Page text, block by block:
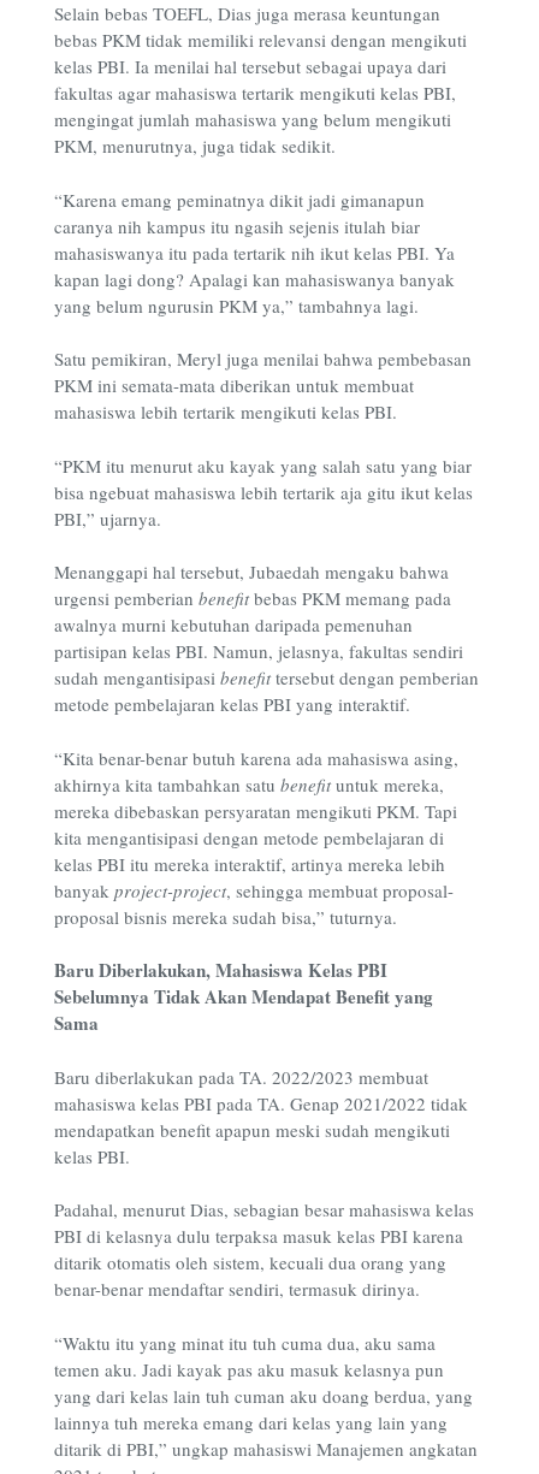
Selain bebas TOEFL, Dias juga merasa keuntungan
bebas PKM tidak memiliki relevansi dengan mengikuti
kelas PBI. Ia menilai hal tersebut sebagai upaya dari
fakultas agar mahasiswa tertarik mengikuti kelas PBI,
mengingat jumlah mahasiswa yang belum mengikuti
PKM, menurutnya, juga tidak sedikit.
“Karena emang peminatnya dikit jadi gimanapun
caranya nih kampus itu ngasih sejenis itulah biar
mahasiswanya itu pada tertarik nih ikut kelas PBI. Ya
kapan lagi dong? Apalagi kan mahasiswanya banyak
yang belum ngurusin PKM ya,” tambahnya lagi.
Satu pemikiran, Meryl juga menilai bahwa pembebasan
PKM ini semata-mata diberikan untuk membuat
mahasiswa lebih tertarik mengikuti kelas PBI.
“PKM itu menurut aku kayak yang salah satu yang biar
bisa ngebuat mahasiswa lebih tertarik aja gitu ikut kelas
PBI,” ujarnya.
Menanggapi hal tersebut, Jubaedah mengaku bahwa
urgensi pemberian benefitbebas PKM memang pada
awalnya murni kebutuhan daripada pemenuhan
partisipan kelas PBI. Namun, jelasnya, fakultas sendiri
sudah mengantisipasi benefittersebut dengan pemberian
metode pembelajaran kelas PBI yang interaktif.
“Kita benar-benar butuh karena ada mahasiswa asing,
akhirnya kita tambahkan satu benefituntuk mereka,
mereka dibebaskan persyaratan mengikuti PKM. Tapi
kita mengantisipasi dengan metode pembelajaran di
kelas PBI itu mereka interaktif, artinya mereka lebih
banyak project-project, sehingga membuat proposal-
proposal bisnis mereka sudah bisa,” tuturnya.
Baru Diberlakukan, Mahasiswa Kelas PBI
Sebelumnya Tidak Akan Mendapat Benefit yang
Sama
Baru diberlakukan pada TA. 2022/2023 membuat
mahasiswa kelas PBI pada TA. Genap 2021/2022 tidak
mendapatkan benefit apapun meski sudah mengikuti
kelas PBI.
Padahal, menurut Dias, sebagian besar mahasiswa kelas
PBI di kelasnya dulu terpaksa masuk kelas PBI karena
ditarik otomatis oleh sistem, kecuali dua orang yang
benar-benar mendaftar sendiri, termasuk dirinya.
“Waktu itu yang minat itu tuh cuma dua, aku sama
temen aku. Jadi kayak pas aku masuk kelasnya pun
yang dari kelas lain tuh cuman aku doang berdua, yang
lainnya tuh mereka emang dari kelas yang lain yang
ditarik di PBI,” ungkap mahasiswi Manajemen angkatan